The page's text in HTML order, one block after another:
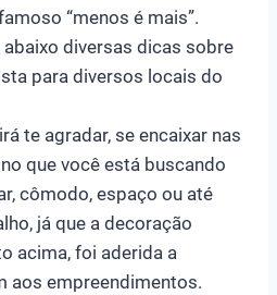
“menos é mais”.
abaixo diversas dicas sobre
para diversos locais do
te agradar, se encaixar nas
que você está buscando
cômodo, espaço ou até
já que a decoração
acima, foi aderida a
aos empreendimentos.